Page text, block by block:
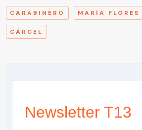
CARABINERO MARÍA FLORES
CÁRCEL
Newsletter T13